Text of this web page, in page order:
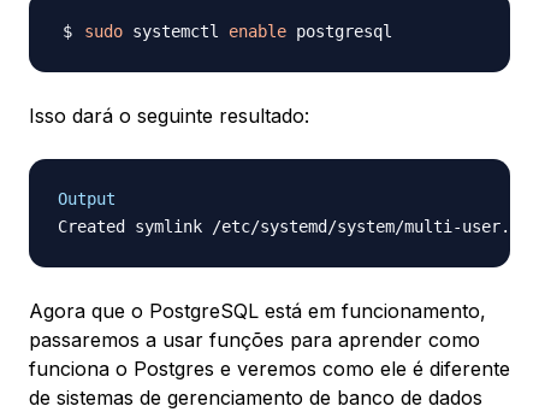
sudo systemctl enable
Isso dará o seguinte resultado:
Output
Agora que o PostgreSQL está em funcionamento,
passaremos a usar funções para aprender como
funciona o Postgres e veremos como ele é diferente
de sistemas de gerenciamento de banco de dados